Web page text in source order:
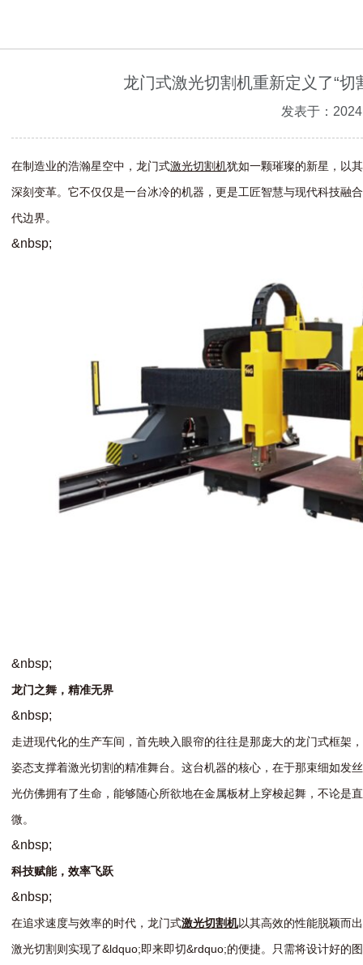
龙门式激光切割机重新定义了“
发表于：
在制造业的浩瀚星空中 ， 龙门式激光切割机犹如一颗璀璨的新星 ， 以其
深刻变革。 它不仅仅是一台冰冷的机器 ， 更是工匠智慧与现代科技融合
代边界。
&nbsp;
&nbsp;
龙门之舞 ， 精准无界
&nbsp;
走进现代化的生产车间 ， 首先映入眼帘的往往是那庞大的龙门式框架 ，
姿态支撑着激光切割 的精准舞台。 这台机器的核心 ， 在于那束细如发丝
光仿佛拥有了生命 ， 能够随心所欲地在金属板材上穿梭起舞 ， 不论是直
微。
&nbsp;
科技赋能， 效率飞跃
&nbsp;
在追求速度与效率的时代 ， 龙门式激光切割机以其高效的性能脱颖而出
激光切割 则 实现了&ldquo;即来即切&rdquo;的便捷。 只需将设计好的图